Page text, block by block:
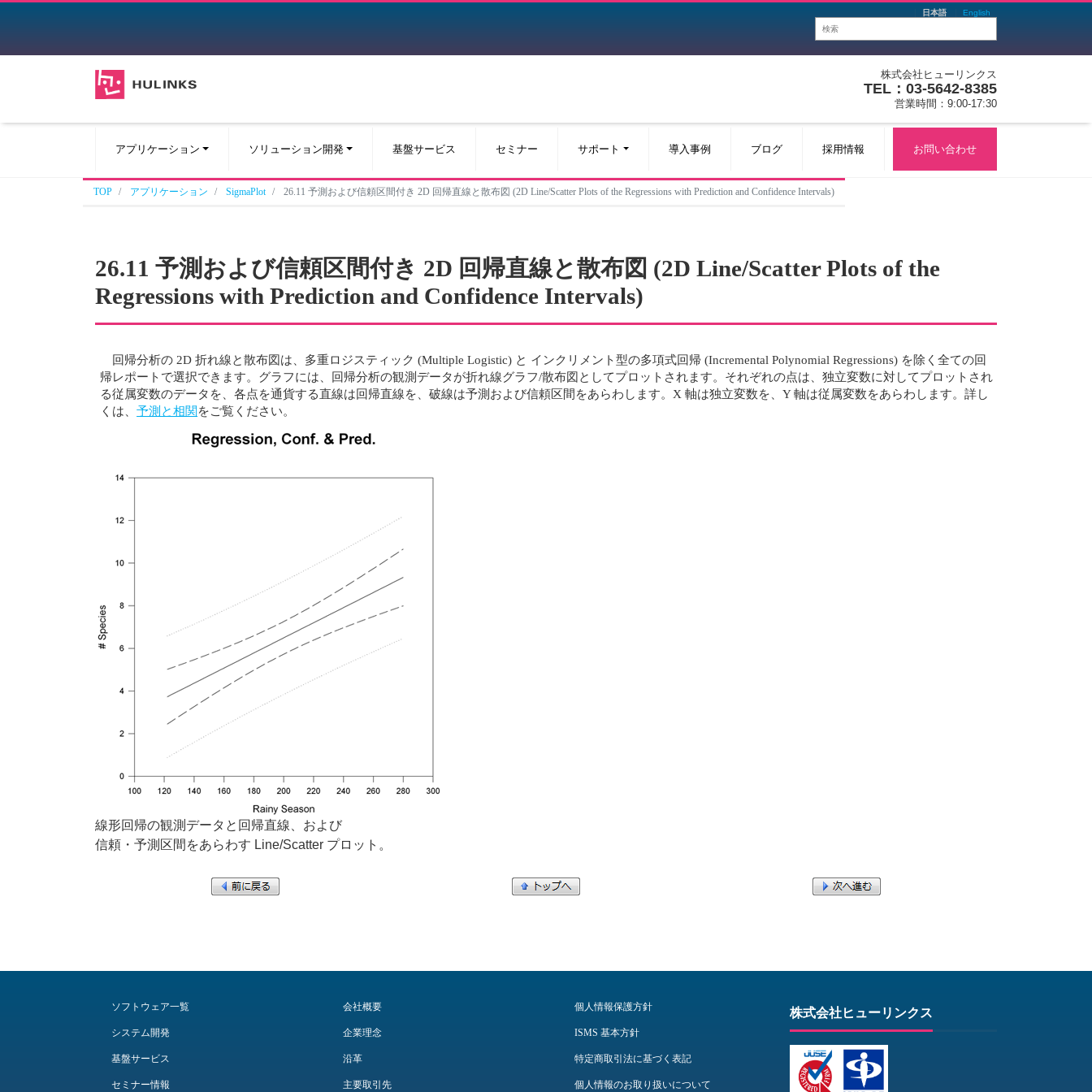
日本語 English
株式会社ヒューリンクス
TEL：03-5642-8385
営業時間：9:00-17:30
アプリケーション ソリューション開発 基盤サービス セミナー サポート 導入事例 ブログ 採用情報 お問い合わせ
TOP アプリケーション SigmaPlot 26.11 予測および信頼区間付き 2D 回帰直線と散布図 (2D Line/Scatter Plots of the Regressions with Prediction and Confidence Intervals)
26.11 予測および信頼区間付き 2D 回帰直線と散布図 (2D Line/Scatter Plots of the
Regressions with Prediction and Confidence Intervals)
回帰分析の 2D 折れ線と散布図は、多重ロジスティック (Multiple Logistic) と インクリメント型の多項式回帰 (Incremental Polynomial Regressions) を除く全ての回
帰レポートで選択できます。グラフには、回帰分析の観測データが折れ線グラフ/散布図としてプロットされます。それぞれの点は、独立変数に対してプロットされ
る従属変数のデータを、各点を通貨する直線は回帰直線を、破線は予測および信頼区間をあらわします。X 軸は独立変数を、Y 軸は従属変数をあらわします。詳し
くは、予測と相関をご覧ください。
線形回帰の観測データと回帰直線、および
信頼・予測区間をあらわす Line/Scatter プロット。
ソフトウェア一覧
システム開発
基盤サービス
セミナー情報
会社概要
企業理念
沿革
主要取引先
個人情報保護方針
ISMS 基本方針
特定商取引法に基づく表記
個人情報のお取り扱いについて
株式会社ヒューリンクス